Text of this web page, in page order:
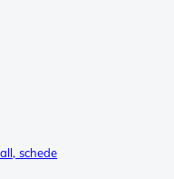
schede